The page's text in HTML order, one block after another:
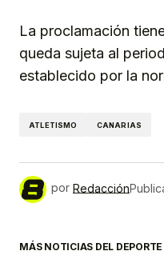
La proclamación
queda sujeta al
establecido por la
ATLETISMO CANARIAS
por Redacción
MÁS NOTICIAS DEL